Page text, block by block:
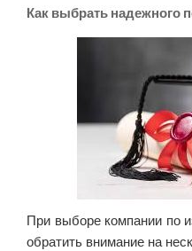
Как выбрать надежного
При выборе компании по
обратить внимание на